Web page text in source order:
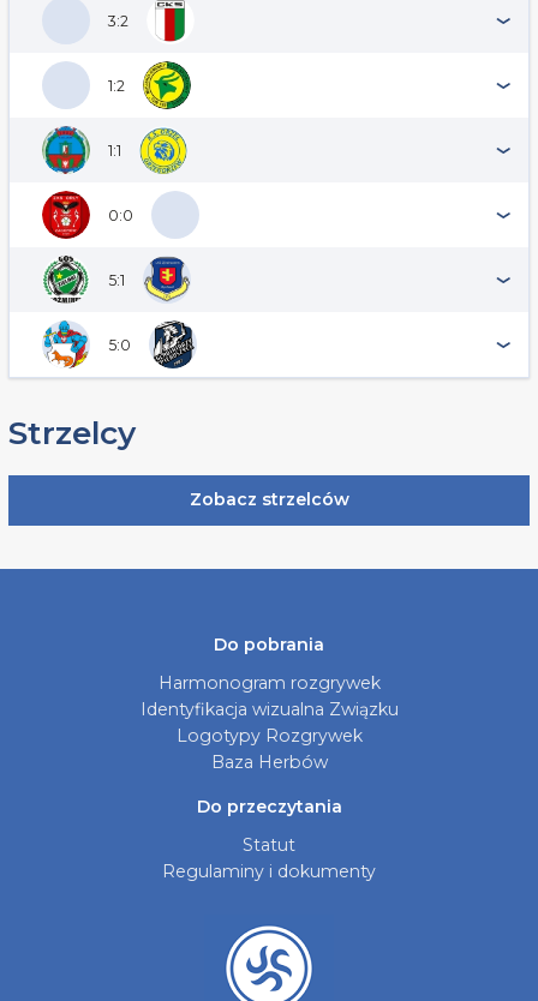
3:2
1:2
1:1
0:0
5:1
5:0
Strzelcy
Zobacz strzelców
Do pobrania
Harmonogram rozgrywek
Identyfikacja wizualna Związku
Logotypy Rozgrywek
Baza Herbów
Do przeczytania
Statut
Regulaminy i dokumenty